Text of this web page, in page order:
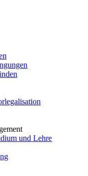
und Lehre